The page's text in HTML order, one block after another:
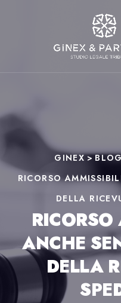
GINEX>
RICORSO
DELLA
ANCHE
DELLA